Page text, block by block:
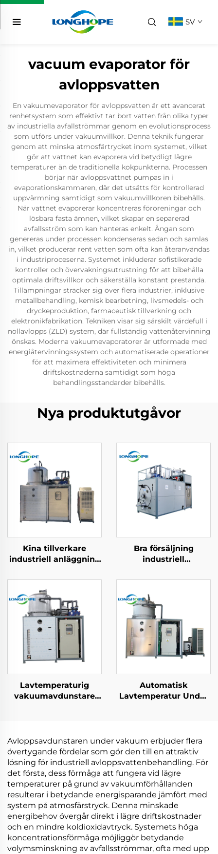
SV
vacuum evaporator för
avloppsvatten
En vakuumevaporator för avloppsvatten är ett avancerat
renhetsystem som effektivt tar bort vatten från olika typer
av industriella avfallströmmar genom en evolutionsprocess
som utförs under vakuumvillkor. Denna teknik fungerar
genom att minska atmosfärtrycket inom systemet, vilket
gör att vattnet kan evaporera vid betydligt lägre
temperaturer än de traditionella kokpunkterna. Processen
börjar när avloppsvattnet pumpas in i
evaporationskammaren, där det utsätts för kontrollerad
uppvärmning samtidigt som vakuumvillkoren bibehålls.
När vattnet evaporerar koncentreras föroreningar och
lösbara fasta ämnen, vilket skapar en separerad
avfallsström som kan hanteras enkelt. Ångan som
genereras under processen kondenseras sedan och samlas
in, vilket producerar rent vatten som ofta kan återanvändas
i industriproceserna. Systemet inkluderar sofistikerade
kontroller och övervakningsutrustning för att bibehålla
optimala driftsvillkor och säkerställa konstant prestanda.
Tillämpningar sträcker sig över flera industrier, inklusive
metallbehandling, kemisk bearbetning, livsmedels- och
dryckeproduktion, farmaceutisk tillverkning och
elektronikfabrikation. Tekniken visar sig särskilt värdefull i
nollavlopps (ZLD) system, där fullständig vattenåtervinning
önskas. Moderna vakuumevaporatorer är utformade med
energiåtervinningssystem och automatiserade operationer
för att maximera effektiviteten och minimera
driftskostnaderna samtidigt som höga
behandlingsstandarder bibehålls.
Nya produktutgåvor
Kina tillverkare
industriell anläggning
lågtemperatur
vakuum evaporator
maskin
Bra försäljning
industriell
låg förbrukning av
kristalliseringsmaskin
för
Lavtemperaturig
vakuumavdunstare
Automatisk
Lavtemperatur Under
Utrustning
Avloppsavdunstaren under vakuum erbjuder flera
övertygande fördelar som gör den till en attraktiv
lösning för industriell avloppsvattenbehandling. För
det första, dess förmåga att fungera vid lägre
temperaturer på grund av vakuumförhållanden
resulterar i betydande energisparande jämfört med
system på atmosfärstryck. Denna minskade
energibehov övergår direkt i lägre driftskostnader
och en mindre koldioxidavtryck. Systemets höga
koncentrationsförmåga möjliggör betydande
volymsminskning av avfallsströmmar, ofta med upp